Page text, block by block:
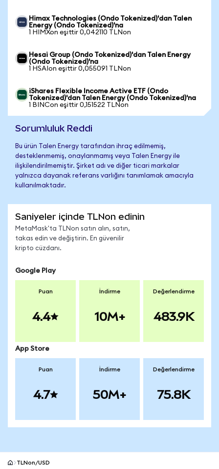
Himax Technologies (Ondo Tokenized)'dan Talen
Energy (Ondo Tokenized)'na
1 HIMXon eşittir 0,042110 TLNon
Hesai Group (Ondo Tokenized)'dan Talen Energy
(Ondo Tokenized)'na
1 HSAIon eşittir 0,055091 TLNon
iShares Flexible Income Active ETF (Ondo
Tokenized)'dan Talen Energy (Ondo Tokenized)'na
1 BINCon eşittir 0,151522 TLNon
Sorumluluk Reddi
Bu ürün Talen Energy tarafından ihraç edilmemiş,
desteklenmemiş, onaylanmamış veya Talen Energy ile
ilişkilendirilmemiştir. Şirket adı ve diğer ticari markalar
yalnızca dayanak referans varlığını tanımlamak amacıyla
kullanılmaktadır.
Saniyeler içinde TLNon edinin
MetaMask'ta TLNon satın alın, satın,
takas edin ve değiştirin. En güvenilir
kripto cüzdanı.
Google Play
Puan
4.4
İndirme
10M+
Değerlendirme
483.9K
App Store
Puan
4.7
İndirme
50M+
Değerlendirme
75.8K
TLNon/USD